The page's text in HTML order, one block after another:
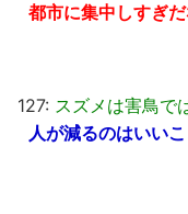
都市に集中しすぎ
127: スズメは害鳥で
人が減るのはいい